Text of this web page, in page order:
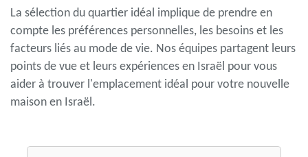
La sélection du quartier idéal implique de prendre en
compte les préférences personnelles, les besoins et les
facteurs liés au mode de vie. Nos équipes partagent leurs
points de vue et leurs expériences en Israël pour vous
aider à trouver l'emplacement idéal pour votre nouvelle
maison en Israël.